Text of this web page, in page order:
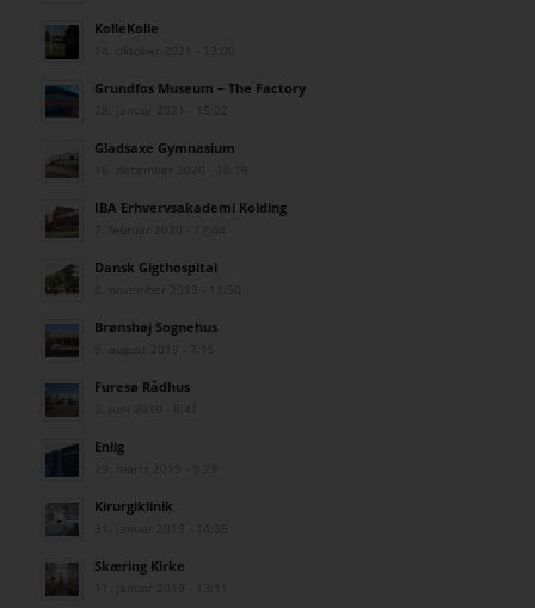
KolleKolle
Grundfos Museum – The Factory
Gladsaxe Gymnasium
IBA Erhvervsakademi Kolding
Dansk Gigthospital
Brønshøj Sognehus
Furesø Rådhus
Eniig
Kirurgiklinik
Skæring Kirke